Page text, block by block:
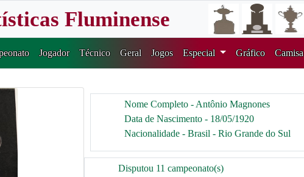
Fluminense
Jogador Técnico Geral Jogos Especial Gráfico Camisa
Nome Completo - Antônio Magnones
Data de Nascimento - 18/05/1920
Nacionalidade - Brasil - Rio Grande do Sul
Disputou 11 campeonato(s)